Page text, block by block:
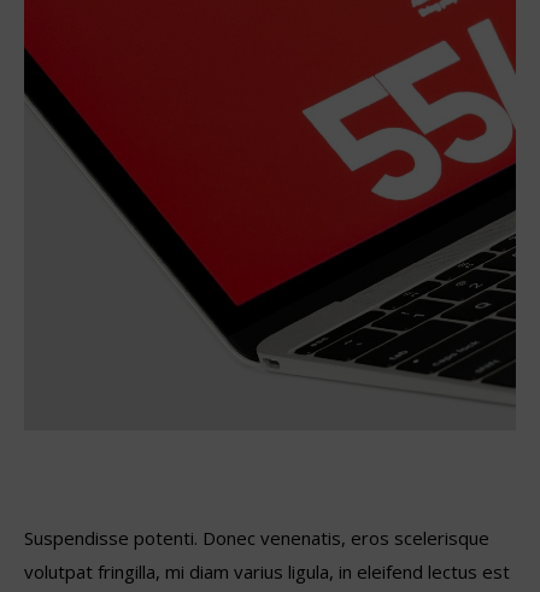
Suspendisse potenti. Donec venenatis, eros scelerisque
volutpat fringilla, mi diam varius ligula, in eleifend lectus est